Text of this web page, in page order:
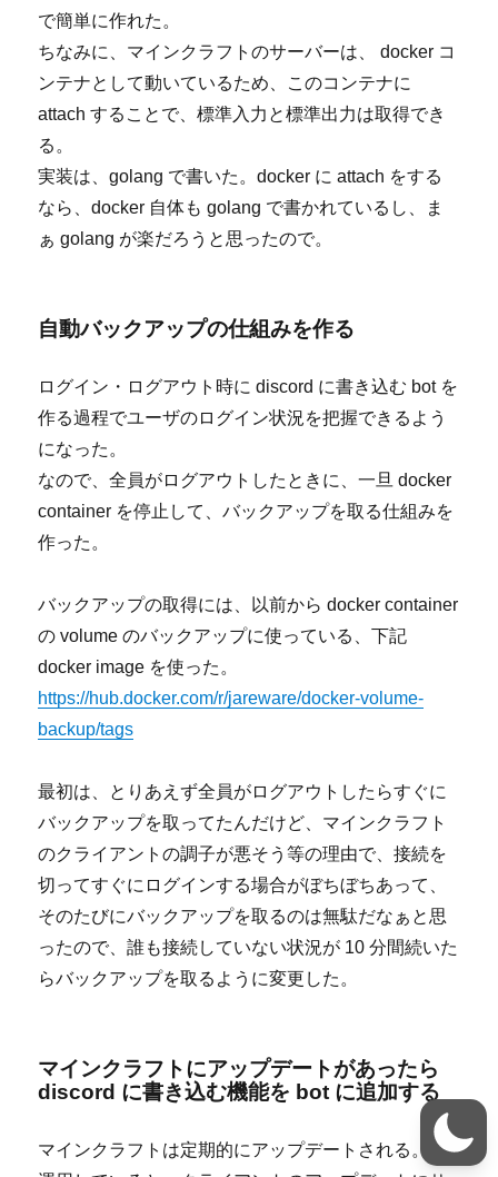
で簡単に作れた。
ちなみに、マインクラフトのサーバーは、 docker コ
ンテナとして動いているため、このコンテナに
attach することで、標準入力と標準出力は取得でき
る。
実装は、golang で書いた。docker に attach をする
なら、docker 自体も golang で書かれているし、ま
ぁ golang が楽だろうと思ったので。
自動バックアップの仕組みを作る
ログイン・ログアウト時に discord に書き込む bot を
作る過程でユーザのログイン状況を把握できるよう
になった。
なので、全員がログアウトしたときに、一旦 docker
container を停止して、バックアップを取る仕組みを
作った。
バックアップの取得には、以前から docker container
の volume のバックアップに使っている、下記
docker image を使った。
https://hub.docker.com/r/jareware/docker-volume-
backup/tags
最初は、とりあえず全員がログアウトしたらすぐに
バックアップを取ってたんだけど、マインクラフト
のクライアントの調子が悪そう等の理由で、接続を
切ってすぐにログインする場合がぼちぼちあって、
そのたびにバックアップを取るのは無駄だなぁと思
ったので、誰も接続していない状況が 10 分間続いた
らバックアップを取るように変更した。
マインクラフトにアップデートがあったら
discord に書き込む機能を bot に追加する
マインクラフトは定期的にアップデートされる。